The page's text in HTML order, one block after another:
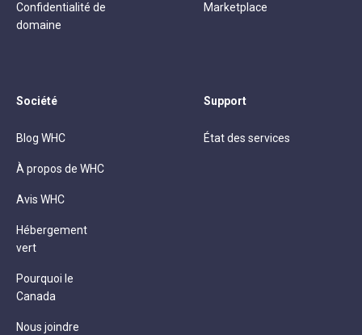
Confidentialité de
domaine
Marketplace
Société
Blog WHC
À propos de WHC
Avis WHC
Hébergement
vert
Pourquoi le
Canada
Nous joindre
Support
État des services